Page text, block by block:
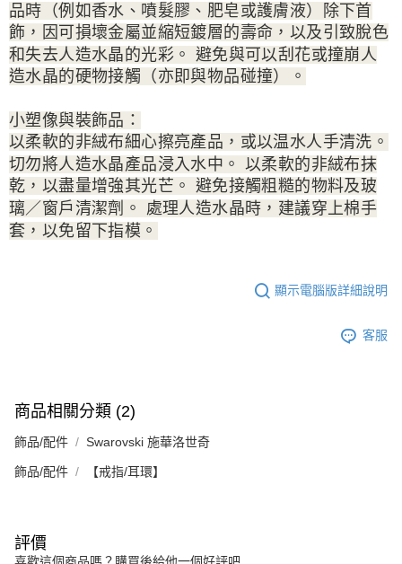
品時（例如香水、噴髮膠、肥皂或護膚液）除下首
飾，因可損壞金屬並縮短鍍層的壽命，以及引致脫色
和失去人造水晶的光彩。 避免與可以刮花或撞崩人
造水晶的硬物接觸（亦即與物品碰撞）。
小塑像與裝飾品：
以柔軟的非絨布細心擦亮產品，或以温水人手清洗。
切勿將人造水晶產品浸入水中。 以柔軟的非絨布抹
乾，以盡量增強其光芒。 避免接觸粗糙的物料及玻
璃／窗戶清潔劑。 處理人造水晶時，建議穿上棉手
套，以免留下指模。
顯示電腦版詳細說明
客服
商品相關分類 (2)
飾品/配件 Swarovski 施華洛世奇
飾品/配件 【戒指/耳環】
評價
喜歡這個商品嗎？購買後給他一個好評吧